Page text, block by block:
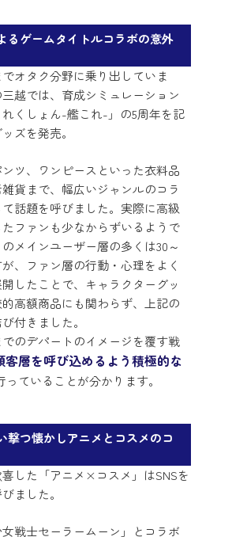
るゲームタイトルコラボの意外
オタク分野に乗り出していま
越では、育成シミュレーション
くしょん-艦これ-」の5周年を記
ズを発売。
ツ、ワンピースといった衣料品
貨まで、幅広いジャンルのコラ
話題を呼びました。実際に高級
ファンも少なからずいるようで
メインユーザー層の多くは30～
、ファン層の行動・心理をよく
したことで、キャラクターグッ
高額商品にも関わらず、上記の
付きました。
のデパートのイメージを覆す戦
客層を呼び込めるよう積極的な
っていることが分かります。
撃つ懐かしアニメとコスメのコ
した「アニメ×コスメ」はSNSを
ました。
戦士セーラームーン」とコラボ